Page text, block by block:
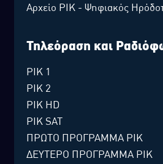
Αρχείο ΡΙΚ - Ψηφιακός
Τηλεόραση και
ΡΙΚ 1
ΡΙΚ 2
ΡΙΚ HD
ΡΙΚ SAT
ΠΡΩΤΟ ΠΡΟΓΡΑΜΜΑ ΡΙΚ
ΔΕΥΤΕΡΟ ΠΡΟΓΡΑΜΜΑ ΡΙΚ